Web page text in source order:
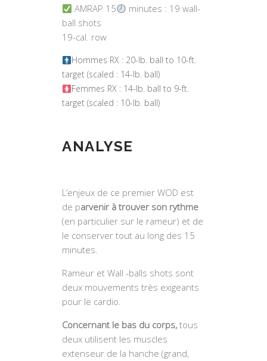
AMRAP 15 minutes : 19 wall-
ball shots
19-cal. row
Hommes RX : 20-lb. ball to 10-ft.
target (scaled : 14-lb. ball)
Femmes RX : 14-lb. ball to 9-ft.
target (scaled : 10-lb. ball)
ANALYSE
L’enjeux de ce premier WOD est
de parvenir à trouver son rythme
(en particulier sur le rameur) et de
le conserver tout au long des 15
minutes.
Rameur et Wall -balls shots sont
deux mouvements très exigeants
pour le cardio.
Concernant le bas du corps, tous
deux utilisent les muscles
extenseur de la hanche (grand,